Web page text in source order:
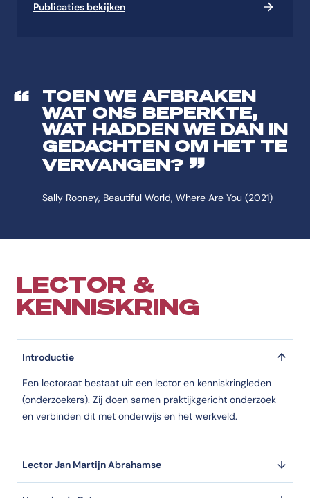
Publicaties bekijken
TOEN WE AFBRAKEN
WAT ONS BEPERKTE,
WAT HADDEN WE DAN IN
GEDACHTEN OM HET TE
VERVANGEN?
Sally Rooney, Beautiful World, Where Are You (2021)
LECTOR &
KENNISKRING
Introductie
Een lectoraat bestaat uit een lector en kenniskringleden
(onderzoekers). Zij doen samen praktijkgericht onderzoek
en verbinden dit met onderwijs en het werkveld.
Lector Jan Martijn Abrahamse